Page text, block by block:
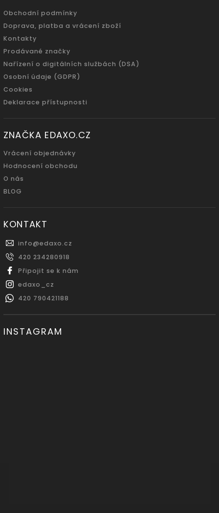
Obchodní podmínky
Doprava, platba a vrácení zboží
Kontakty
Prodávané značky
Nařízení o digitálních službách (DSA)
Osobní údaje (GDPR)
Cookies
Deklarace přístupnosti
ZNAČKA EDAXO.CZ
Vrácení objednávky
Hodnocení obchodu
O nás
BLOG
KONTAKT
info@edaxo.cz
420 234280918
Připojit se k nám
edaxo_cz
420 790421188
INSTAGRAM